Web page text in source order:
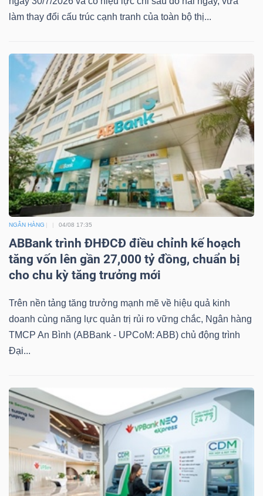
làm thay đổi cấu trúc cạnh tranh của toàn bộ thị...
NGÂN HÀNG 04/08 17:35
ABBank trình ĐHĐCĐ điều chỉnh kế hoạch
tăng vốn lên gần 27,000 tỷ đồng, chuẩn bị
cho chu kỳ tăng trưởng mới
Trên nền tảng tăng trưởng mạnh mẽ về hiệu quả kinh
doanh cùng năng lực quản trị rủi ro vững chắc, Ngân hàng
TMCP An Bình (ABBank - UPCoM: ABB) chủ động trình
Đại...